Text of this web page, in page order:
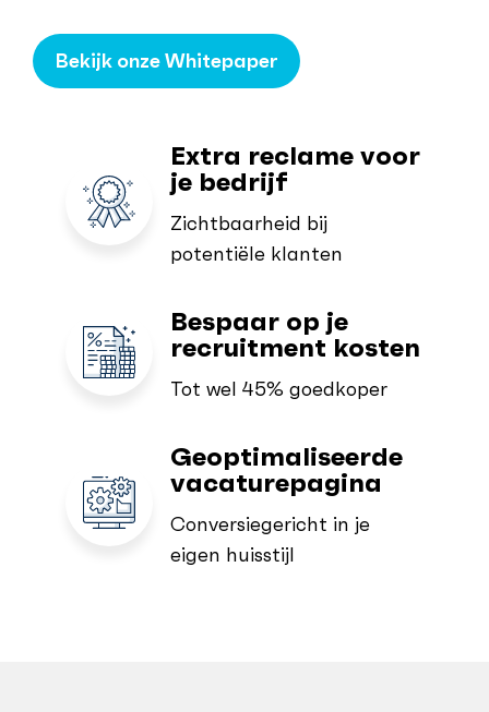
Bekijk onze Whitepaper
Extra reclame voor
je bedrijf
Zichtbaarheid bij
potentiële klanten
Bespaar op je
recruitment kosten
Tot wel 45% goedkoper
Geoptimaliseerde
vacaturepagina
Conversiegericht in je
eigen huisstijl